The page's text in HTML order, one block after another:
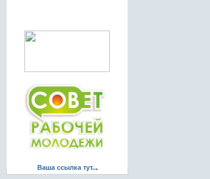
Ваша ссылка тут...